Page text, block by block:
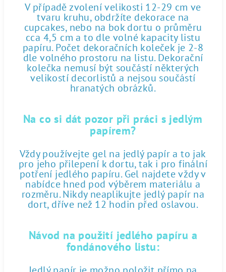
V případě zvolení velikosti 12-29 cm ve
tvaru kruhu, obdržíte dekorace na
cupcakes, nebo na bok dortu o průměru
cca 4,5 cm a to dle volné kapacity listu
papíru. Počet dekoračních koleček je 2-8
dle volného prostoru na listu. Dekorační
kolečka nemusí být součástí některých
velikostí decorlistů a nejsou součástí
hranatých obrázků.
Na co si dát pozor při práci s jedlým
papírem?
Vždy používejte gel na jedlý papír a to jak
pro jeho přilepení k dortu, tak i pro finální
potření jedlého papíru. Gel najdete vždy v
nabídce hned pod výběrem materiálu a
rozměru. Nikdy neaplikujte jedlý papír na
dort, dříve než 12 hodin před oslavou.
Návod na použití jedlého papíru a
fondánového listu: